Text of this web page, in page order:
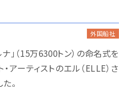
外国船社
ナ」（15万6300トン）の命名式を
アーティストのエル（ELLE）さ
。